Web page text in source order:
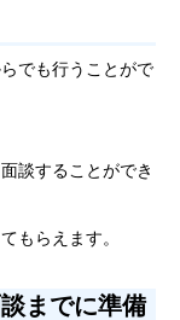
でも行うことがで
談することができ
もらえます。
までに準備